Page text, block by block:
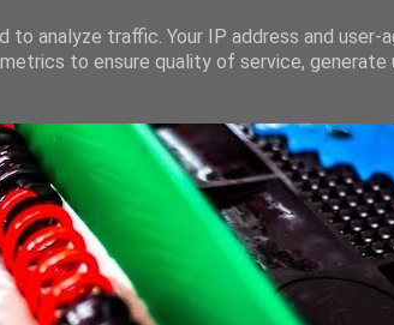
analyze traffic. Your IP address and user-
to ensure quality of service, generate